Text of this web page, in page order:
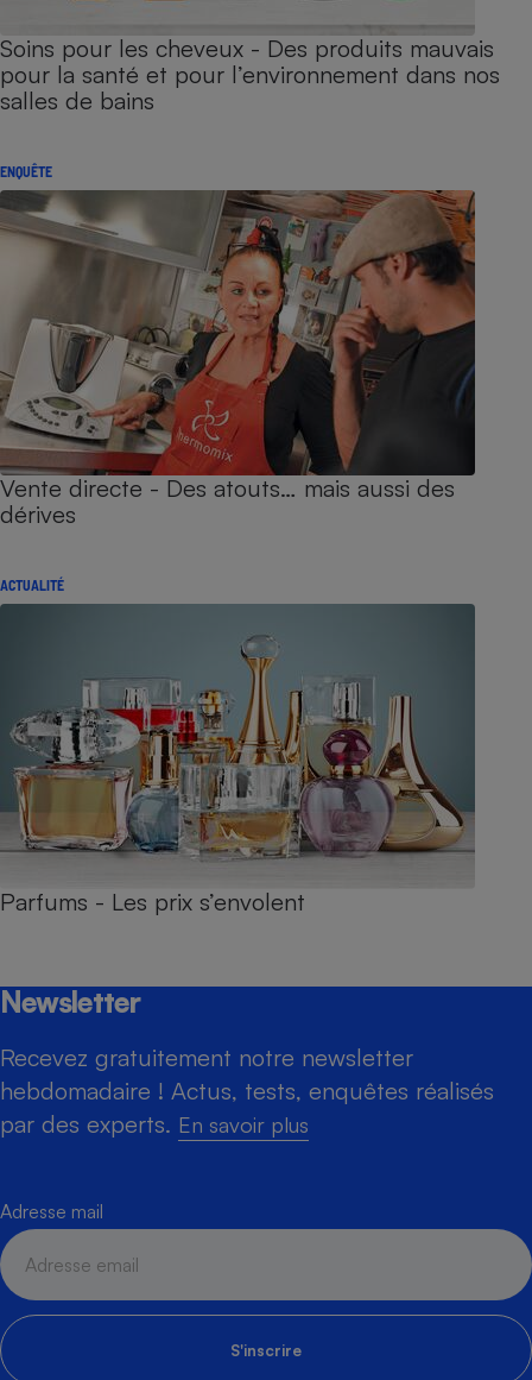
Soins pour les cheveux - Des produits mauvais
pour la santé et pour l’environnement dans nos
salles de bains
ENQUÊTE
Vente directe - Des atouts… mais aussi des
dérives
ACTUALITÉ
Parfums - Les prix s’envolent
Newsletter
Recevez gratuitement notre newsletter
hebdomadaire ! Actus, tests, enquêtes réalisés
par des experts. En savoir plus
Adresse mail
S'inscrire